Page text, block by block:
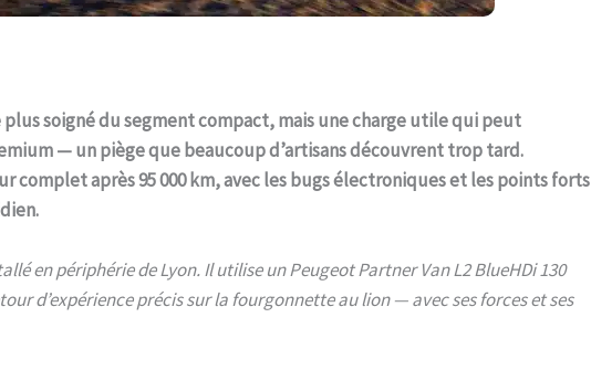
plus soigné du segment compact, mais une charge utile qui peut
— un piège que beaucoup d’artisans découvrent trop tard.
complet après 95 000 km, avec les bugs électroniques et les points forts
en périphérie de Lyon. Il utilise un Peugeot Partner Van L2 BlueHDi 130
d’expérience précis sur la fourgonnette au lion — avec ses forces et ses